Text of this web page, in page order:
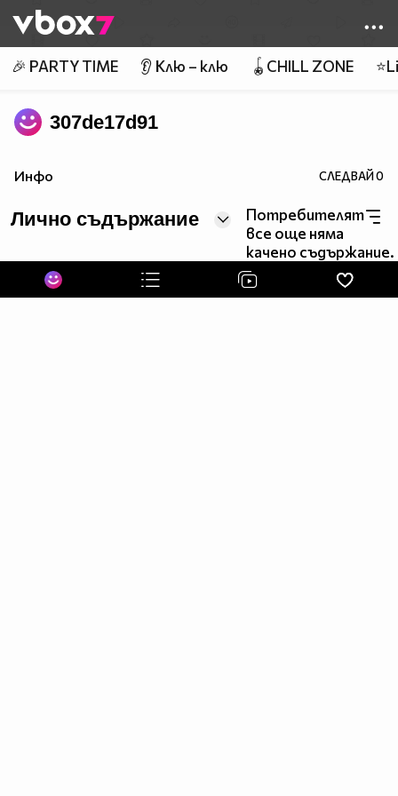
👾
🎉 PARTY TIME 👂 Клю – клю 🪀CHILL ZONE
307de17d91
Инфо СЛЕДВАЙ0
Лично съдържание
Потребителят
все още няма
качено съдържание.